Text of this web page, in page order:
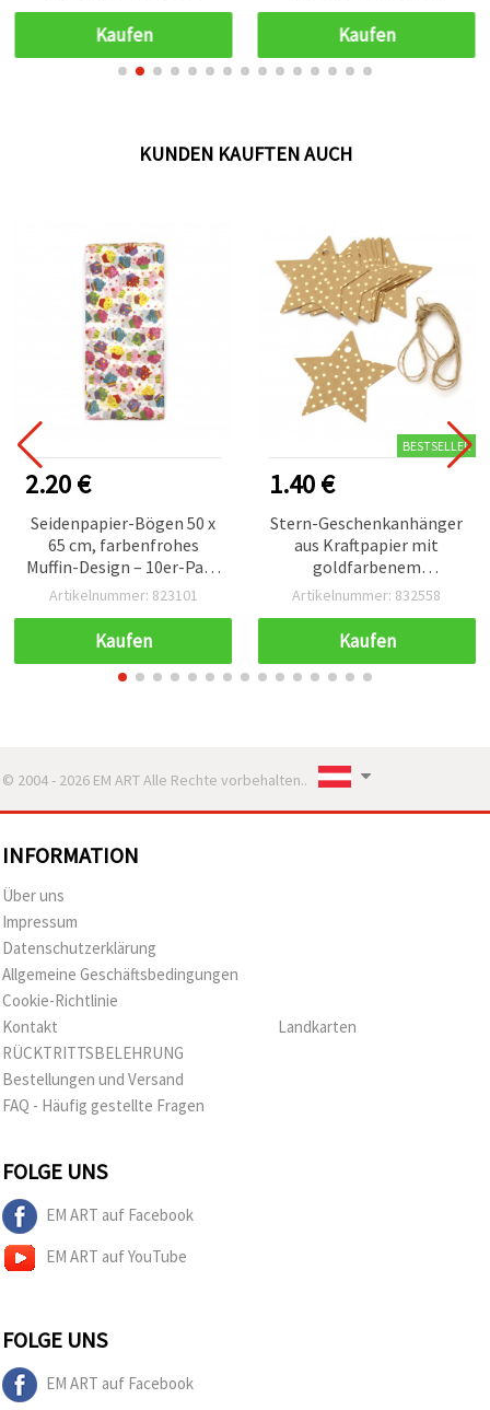
Kaufen Kaufen
KUNDEN KAUFTEN AUCH
2.20 €
Seidenpapier-Bögen 50 x
65 cm, farbenfrohes
Muffin-Design – 10er-Pack
zum Basteln
Artikelnummer: 823101
Kaufen
BESTSELLER
1.40 €
Stern-Geschenkanhänger
aus Kraftpapier mit
goldfarbenem
Punktmuster und
12 Stück
Artikelnummer: 832558
Kaufen
© 2004 - 2026 EM ART Alle Rechte vorbehalten..
INFORMATION
Über uns
Impressum
Datenschutzerklärung
Allgemeine Geschäftsbedingungen
Cookie-Richtlinie
Kontakt
RÜCKTRITTSBELEHRUNG
Bestellungen und Versand
FAQ - Häufig gestellte Fragen
Landkarten
FOLGE UNS
EM ART auf Facebook
EM ART auf YouTube
FOLGE UNS
EM ART auf Facebook